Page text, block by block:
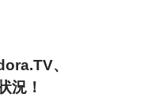
、
況！